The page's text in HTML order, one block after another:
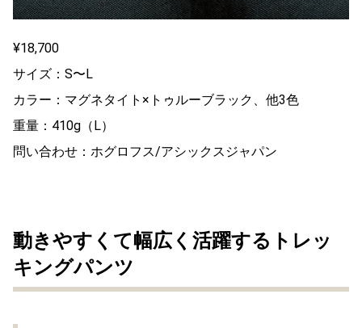
¥18,700
サイズ：S〜L
カラー：マグネタイト×トゥルーブラック、他3色
重量：410g（L）
問い合わせ：ホグロフス/アシックスジャパン
動きやすくて幅広く活躍するトレッ
キングパンツ